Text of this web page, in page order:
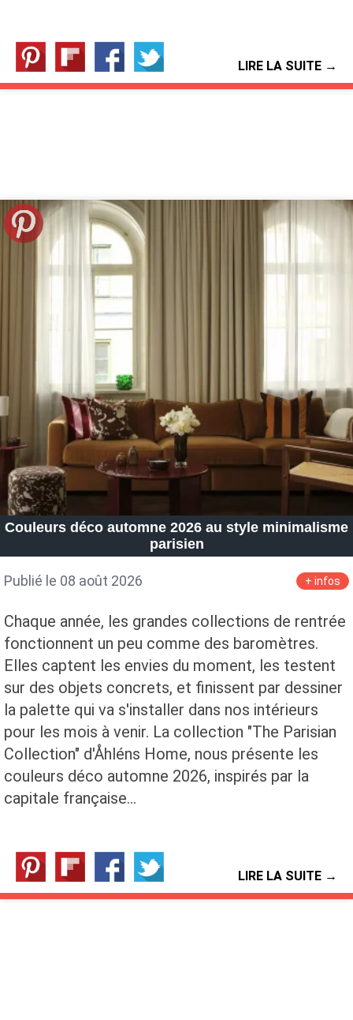
LIRE LA SUITE →
Couleurs déco automne 2026 au style minimalisme
parisien
Publié le 08 août 2026 + infos
Chaque année, les grandes collections de rentrée
fonctionnent un peu comme des baromètres.
Elles captent les envies du moment, les testent
sur des objets concrets, et finissent par dessiner
la palette qui va s'installer dans nos intérieurs
pour les mois à venir. La collection "The Parisian
Collection" d'Åhléns Home, nous présente les
couleurs déco automne 2026, inspirés par la
capitale française…
LIRE LA SUITE →